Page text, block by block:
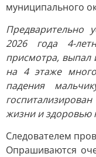
муниципального
Предварительно
2026 года 4-
присмотра, выпал
на 4 этаже
падения
жизни и здоровью
Следователем
Опрашиваются